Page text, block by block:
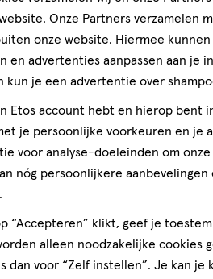
Biodermal
Onze Partners verzamelen
onze website. Hiermee
en advertenties aanpassen aan je
kun je een advertentie over
Etos account hebt en hierop bent
je persoonlijke voorkeuren en je
voor analyse-doeleinden om
nóg persoonlijkere
“Accepteren” klikt, geef je
alleen noodzakelijke cookies
dan voor “Zelf instellen”. Je kan